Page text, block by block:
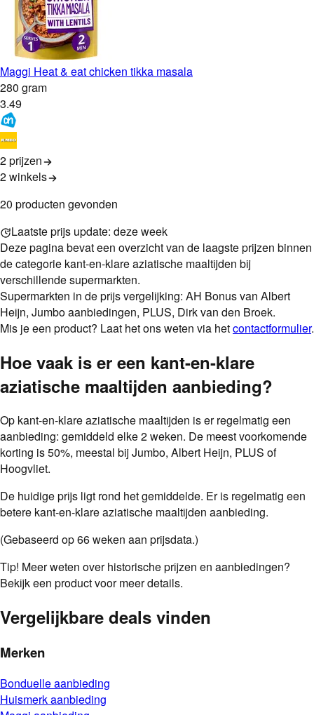
Maggi Heat & eat chicken tikka masala
280 gram
3.49
2 prijzen
2winkels
20 producten gevonden
Laatste prijs update: deze week
Deze pagina bevat een overzicht van de laagsteprijzen binnen
de categorie kant-en-klare aziatische maaltijden bij
verschillende supermarkten.
Supermarkten in de prijs vergelijking: AH Bonus van Albert
Heijn, Jumbo aanbiedingen, PLUS, Dirk van den Broek.
Mis je een product? Laat het ons weten via hetcontactformulier.
Hoe vaak is er een kant-en-klare
aziatische maaltijden aanbieding?
Op kant-en-klare aziatische maaltijden is er regelmatig een
aanbieding: gemiddeld elke2 weken. De meest voorkomende
korting is50%, meestal bijJumbo, Albert Heijn, PLUS of
Hoogvliet.
De huidige prijs ligt rond het gemiddelde. Er is regelmatig een
betere kant-en-klare aziatische maaltijden aanbieding.
(Gebaseerd op66weken aan prijsdata.)
Tip! Meer weten over historische prijzen en aanbiedingen?
Bekijk een product voor meer details.
Vergelijkbare deals vinden
Merken
Bonduelleaanbieding
Huismerkaanbieding